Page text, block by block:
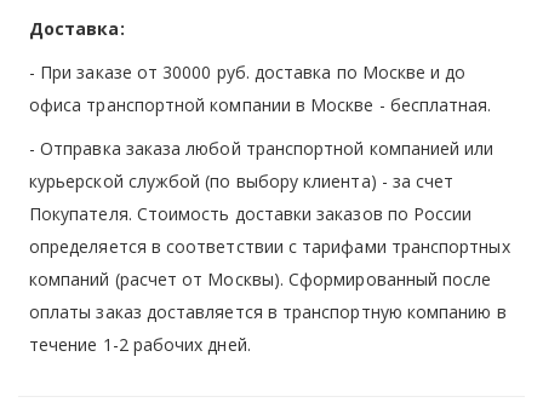
Доставка:
- При заказе от 30000 руб. доставка по Москве и до
офиса транспортной компании в Москве - бесплатная.
- Отправка заказа любой транспортной компанией или
курьерской службой (по выбору клиента) - за счет
Покупателя. Стоимость доставки заказов по России
определяется в соответствии с тарифами транспортных
компаний (расчет от Москвы). Сформированный после
оплаты заказ доставляется в транспортную компанию в
течение 1-2 рабочих дней.